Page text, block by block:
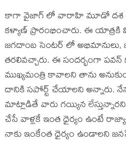
కాగా వైజాగ్ లో వారాహి మూడో దశ
కళ్యాణ్ ప్రారంభించారు. ఈ యాత్రకి
జగదాంబ సెంటర్ లో అభిమానులు,
తరలివచ్చారు. ఈ సందర్భంగా
ముఖ్యమంత్రి కావాలని తాను
దానికి సపోర్ట్ చేయాలని అన్నారు.
మాట్లాడితే వారు గయ్యిన
చేసే వాళ్లకే ఇంత ధైర్యం ఉంటే
నాకు ఇంకేంత ధైర్యం ఉండాలని